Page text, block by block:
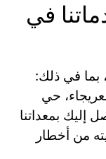
في
بما في ذلك:
حي
إليك بمعداتنا
من أخطار